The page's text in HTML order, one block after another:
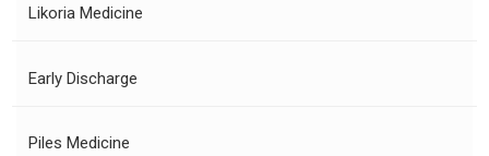
Likoria Medicine
Early Discharge
Piles Medicine